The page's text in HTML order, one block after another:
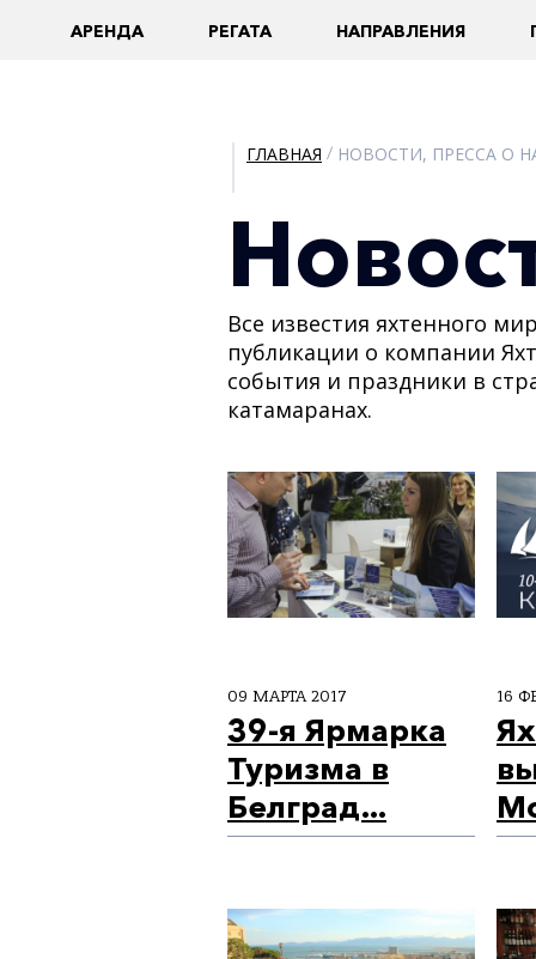
AРЕНДА РЕГАТА НАПРАВЛЕНИЯ
ГЛАВНАЯ / НОВОСТИ, ПРЕССА О
Все известия яхтенного
публикации о компании
события и праздники в
катамаранах.
09 МАРТА 2017
39-я Ярмарка
Туризма в
Белград...
16